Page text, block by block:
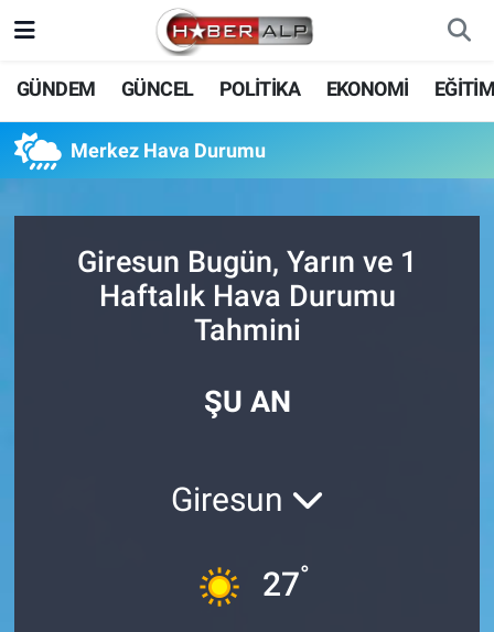
GÜNDEM GÜNCEL POLİTİKA EKONOMİ
Merkez Hava Durumu
Giresun Bugün, Yarın ve 1
Haftalık Hava Durumu
Tahmini
ŞU AN
Giresun
27°
Nöbetçi Eczaneler
Hava Durumu
Süper Lig Puan Durumu ve Fikstür
Tüm Manşetler